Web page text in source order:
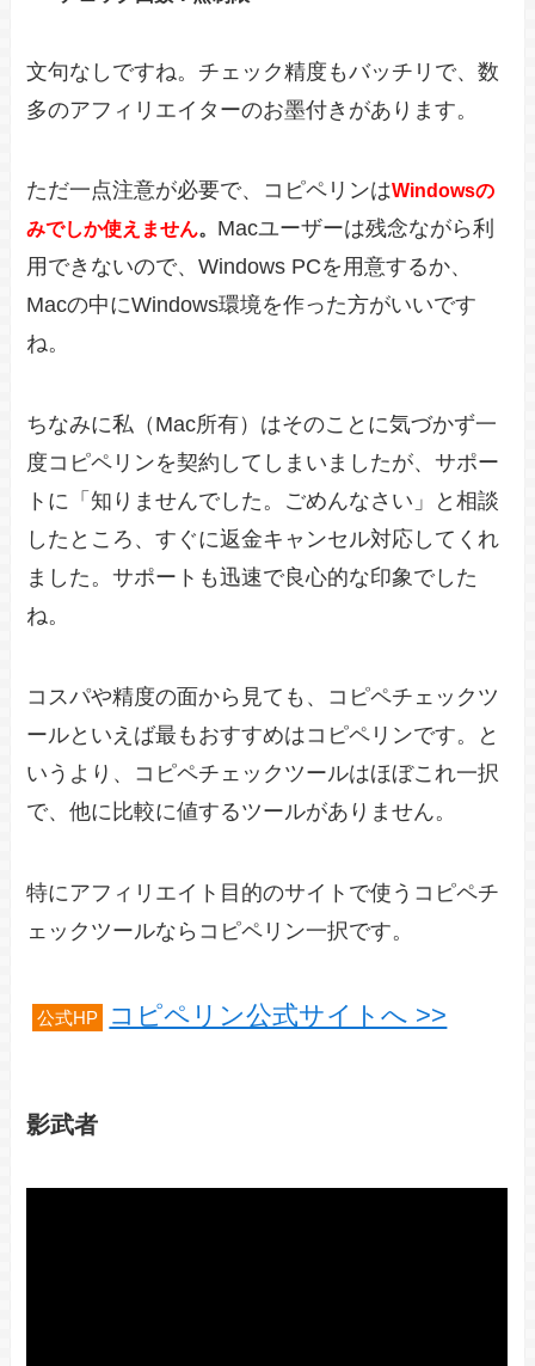
文句なしですね。チェック精度もバッチリで、数
多のアフィリエイターのお墨付きがあります。
ただ一点注意が必要で、コピペリンはWindowsの
みでしか使えません。 Macユーザーは残念ながら利
用できないので、Windows PCを用意するか、
Macの中にWindows環境を作った方がいいです
ね。
ちなみに私（Mac所有）はそのことに気づかず一
度コピペリンを契約してしまいましたが、サポー
トに「知りませんでした。ごめんなさい」と相談
したところ、すぐに返金キャンセル対応してくれ
ました。サポートも迅速で良心的な印象でした
ね。
コスパや精度の面から見ても、コピペチェックツ
ールといえば最もおすすめはコピペリンです。と
いうより、コピペチェックツールはほぼこれ一択
で、他に比較に値するツールがありません。
特にアフィリエイト目的のサイトで使うコピペチ
ェックツールならコピペリン一択です。
公式HP コピペリン公式サイトへ >>
影武者